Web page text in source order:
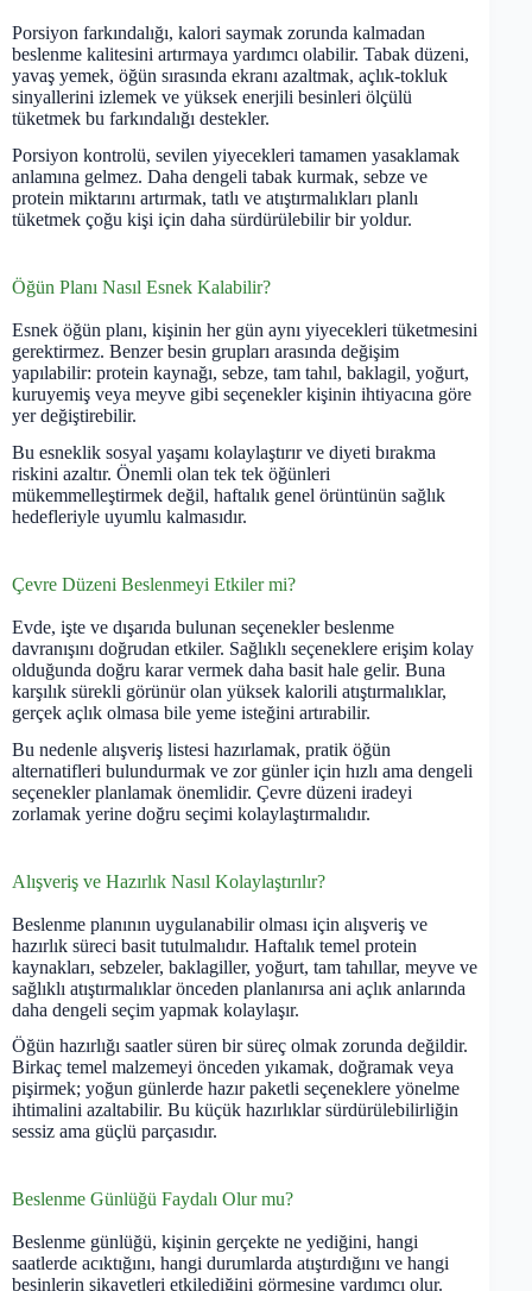
Porsiyon farkındalığı, kalori saymak zorunda kalmadan
beslenme kalitesini artırmaya yardımcı olabilir. Tabak düzeni,
yavaş yemek, öğün sırasında ekranı azaltmak, açlık-tokluk
sinyallerini izlemek ve yüksek enerjili besinleri ölçülü
tüketmek bu farkındalığı destekler.
Porsiyon kontrolü, sevilen yiyecekleri tamamen yasaklamak
anlamına gelmez. Daha dengeli tabak kurmak, sebze ve
protein miktarını artırmak, tatlı ve atıştırmalıkları planlı
tüketmek çoğu kişi için daha sürdürülebilir bir yoldur.
Öğün Planı Nasıl Esnek Kalabilir?
Esnek öğün planı, kişinin her gün aynı yiyecekleri tüketmesini
gerektirmez. Benzer besin grupları arasında değişim
yapılabilir: protein kaynağı, sebze, tam tahıl, baklagil, yoğurt,
kuruyemiş veya meyve gibi seçenekler kişinin ihtiyacına göre
yer değiştirebilir.
Bu esneklik sosyal yaşamı kolaylaştırır ve diyeti bırakma
riskini azaltır. Önemli olan tek tek öğünleri
mükemmelleştirmek değil, haftalık genel örüntünün sağlık
hedefleriyle uyumlu kalmasıdır.
Çevre Düzeni Beslenmeyi Etkiler mi?
Evde, işte ve dışarıda bulunan seçenekler beslenme
davranışını doğrudan etkiler. Sağlıklı seçeneklere erişim kolay
olduğunda doğru karar vermek daha basit hale gelir. Buna
karşılık sürekli görünür olan yüksek kalorili atıştırmalıklar,
gerçek açlık olmasa bile yeme isteğini artırabilir.
Bu nedenle alışveriş listesi hazırlamak, pratik öğün
alternatifleri bulundurmak ve zor günler için hızlı ama dengeli
seçenekler planlamak önemlidir. Çevre düzeni iradeyi
zorlamak yerine doğru seçimi kolaylaştırmalıdır.
Alışveriş ve Hazırlık Nasıl Kolaylaştırılır?
Beslenme planının uygulanabilir olması için alışveriş ve
hazırlık süreci basit tutulmalıdır. Haftalık temel protein
kaynakları, sebzeler, baklagiller, yoğurt, tam tahıllar, meyve ve
sağlıklı atıştırmalıklar önceden planlanırsa ani açlık anlarında
daha dengeli seçim yapmak kolaylaşır.
Öğün hazırlığı saatler süren bir süreç olmak zorunda değildir.
Birkaç temel malzemeyi önceden yıkamak, doğramak veya
pişirmek; yoğun günlerde hazır paketli seçeneklere yönelme
ihtimalini azaltabilir. Bu küçük hazırlıklar sürdürülebilirliğin
sessiz ama güçlü parçasıdır.
Beslenme Günlüğü Faydalı Olur mu?
Beslenme günlüğü, kişinin gerçekte ne yediğini, hangi
saatlerde acıktığını, hangi durumlarda atıştırdığını ve hangi
besinlerin şikayetleri etkilediğini görmesine yardımcı olur.